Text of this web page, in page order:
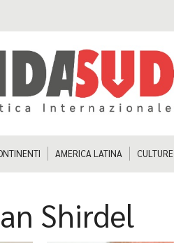
AMERICA LATINA CULTURE
Shirdel